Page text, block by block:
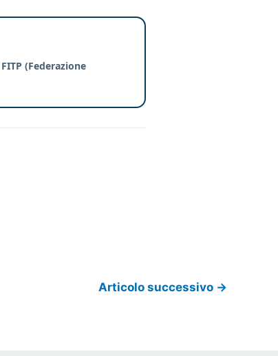
(Federazione
Articolo successivo →